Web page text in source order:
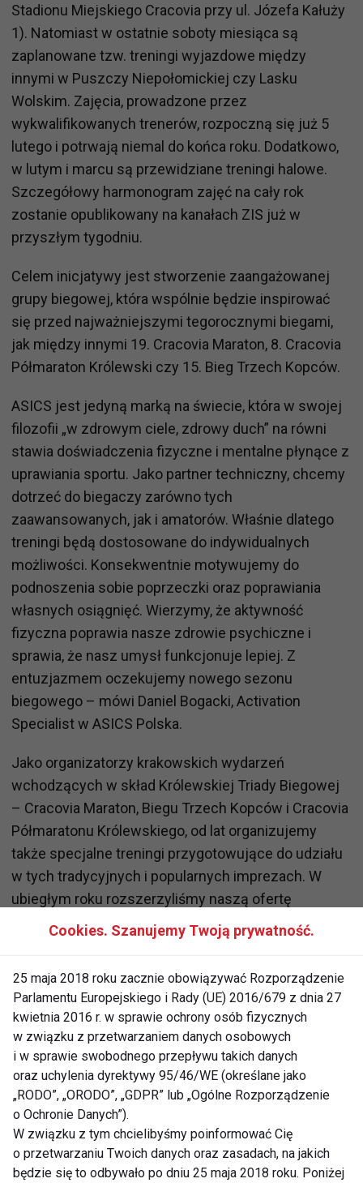
Stadionu Miejskiego Cracovia przy ul. Józefa Kałuży
1). Natomiast w ostatnie soboty miesiąca są
zaplanowane tzw. treningi wyjazdowe między
innymi w Puszczy Niepołomickiej czy Lasku
Wolskim. Zajęcia, prowadzone przez
wykwalifikowanych trenerów, rozpoczną się już 5
lutego i potrwają niemal do końca roku. Dodatkowo,
w lutym i marcu są przewidziane treningi halowe.
Szczegółowy harmonogram zajęć na cały rok
zostanie opublikowany na kanałach ZIS już w
przyszłym tygodniu.
Celem inicjatywy jest stworzenie zaangażowanej
grupy biegowej, która wspólnie będzie inspirować
się przed najważniejszymi tegorocznymi biegami,
jak między innymi 19. Cracovia Maraton, 8. Cracovia
Półmaraton Królewski czy 15. Bieg Trzech Kopców.
ASICS jest jedyną marką na świecie, która w swojej
filozofii „w zdrowym ciele, zdrowy duch” na równi
stawia doświadczenia fizyczne i mentalne płynące z
uprawiania sportu. Jako partner techniczny, chcemy
dotrzeć do biegaczy zarówno tych
zaawansowanych, jak i amatorów. Właśnie dlatego
treningi będą dostosowane do indywidualnych
możliwości. Konsekwentnie motywujemy do
podnoszenia sobie poprzeczki oraz poprawiania
własnych osiągnięć. Wierzymy, że aktywność
fizyczna poprawia nasze zdrowie psychiczne i
sprawia, że nasz umysł funkcjonuje lepiej. Z
entuzjazmem oczekujemy nowego sezonu
biegowego – mówi Daniel Bogacki, Activation
Specialist w ASICS Polska.
Jako organizatorzy krakowskich wydarzeń
wchodzących w skład Królewskiej Triady Biegowej
– Cracovia Maraton, Biegu Trzech Kopców i Cracovia
Półmaratonu Królewskiego, od lat organizujemy
także specjalne treningi przygotowujące do udziału
w tych tradycyjnych i popularnych imprezach. W
ubiegłym roku rozszerzyliśmy naszą ofertę
sportową o zróżnicowane i cykliczne zajęcia dla
dużych i małych miłośników aktywności fizycznej, w
względu na poziom zaawansowania. Cieszymy się,
że wspólnie z naszym sprawdzonym partnerem –
marką ASICS, w tym roku ponownie wychodzimy
naprzeciw oczekiwaniom biegaczy, zapraszając ich
do wyjątkowej społeczności. Liczymy na wzajemną
inspirację, motywację i dzielenie się
doświadczeniem w duchu prawdziwie sportowej
atmosfery – dodaje Krzysztof Kowal, Dyrektor
Zarządu Infrastruktury Sportowej w Krakowie.
Cookies. Szanujemy Twoją prywatność.
25 maja 2018 roku zacznie obowiązywać Rozporządzenie
Parlamentu Europejskiego i Rady (UE) 2016/679 z dnia 27
kwietnia 2016 r. w sprawie ochrony osób fizycznych
w związku z przetwarzaniem danych osobowych
i w sprawie swobodnego przepływu takich danych
oraz uchylenia dyrektywy 95/46/WE (określane jako
„RODO”, „ORODO”, „GDPR” lub „Ogólne Rozporządzenie
o Ochronie Danych”).
W związku z tym chcielibyśmy poinformować Cię
o przetwarzaniu Twoich danych oraz zasadach, na jakich
będzie się to odbywało po dniu 25 maja 2018 roku. Poniżej